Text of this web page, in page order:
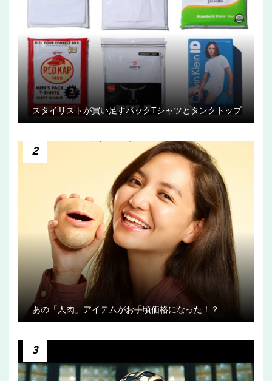
スタイリストが買い足すパックTシャツとタンクトップ
2
あの「人肉」アイテムがお手頃価格になった！？
3